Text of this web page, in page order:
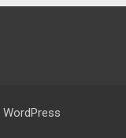
WordPress